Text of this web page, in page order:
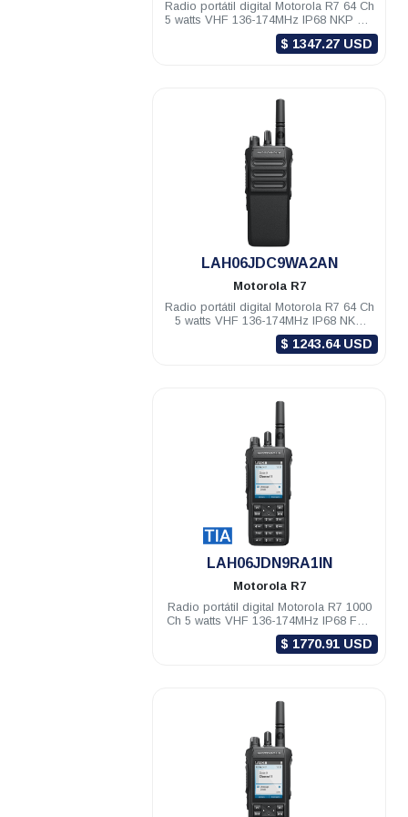
Radio portátil digital Motorola R7 64 Ch
5 watts VHF 136-174MHz IP68 NKP TIA
Compatible
$ 1347.27 USD
LAH06JDC9WA2AN
Motorola R7
Radio portátil digital Motorola R7 64 Ch
5 watts VHF 136-174MHz IP68 NKP
Compatible
$ 1243.64 USD
LAH06JDN9RA1IN
Motorola R7
Radio portátil digital Motorola R7 1000
Ch 5 watts VHF 136-174MHz IP68 FKP
TIA Habilitado
$ 1770.91 USD